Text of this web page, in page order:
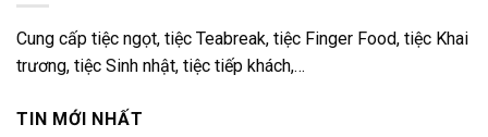
Cung cấp tiệc ngọt, tiệc Teabreak, tiệc Finger Food, tiệc Khai
trương, tiệc Sinh nhật, tiệc tiếp khách,…
TIN MỚI NHẤT